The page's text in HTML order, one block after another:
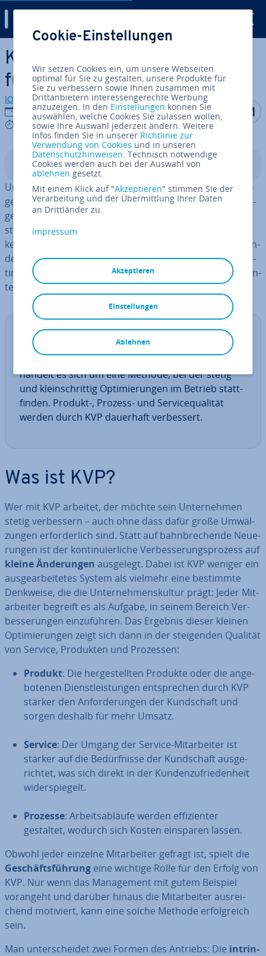
Zum Haupt­in­halt springen
KVP – stetige Ver­bes­se­rung
für Ihr Un­ter­neh­men
IONOS Redaktion
24.09.2019
6 mins
Auf Auf
In­halts­ver­zeich­nis
Un­ter­neh­mer wollen in der Regel ihren Betrieb, die her­
ge­stell­ten Produkte und die an­ge­bo­te­nen Dienst­leis­tun­
gen stetig ver­bes­sern und die
steigern. Dafür bedarf es keines großen Um­schwungs,
keiner Tabula rasa und keiner Re­vo­lu­ti­on. Viele kleine Än­
de­run­gen sind wirksamer als eine große. Mit einem kon­
ti­nu­ier­li­chen Ver­bes­se­rungs­pro­zess (KVP) kann jedes Un­
ter­neh­men seine Qualität nach­hal­tig steigern.
De­fi­ni­ti­on: KVP
handelt es sich um eine Methode, bei der stetig
und klein­schrit­tig Op­ti­mie­run­gen im Betrieb statt­
fin­den. Produkt-, Prozess- und Ser­vice­qua­li­tät
werden durch KVP dauerhaft ver­bes­sert.
Was ist KVP?
Wer mit KVP arbeitet, der möchte sein Un­ter­neh­men
stetig ver­bes­sern – auch ohne dass dafür große Um­wäl­
zun­gen er­for­der­lich sind. Statt auf bahn­bre­chen­de Neue­
run­gen ist der kon­ti­nu­ier­li­che Ver­bes­se­rungs­pro­zess auf
kleine Än­de­run­gen ausgelegt. Dabei ist KVP weniger ein
aus­ge­ar­bei­te­tes System als vielmehr eine bestimmte
Denkweise, die die Un­ter­neh­mens­kul­tur prägt: Jeder Mit­
ar­bei­ter begreift es als Aufgabe, in seinem Bereich Ver­
bes­se­run­gen ein­zu­füh­ren. Das Ergebnis dieser kleinen
Op­ti­mie­run­gen zeigt sich dann in der stei­gen­den Qualität
von Service, Produkten und Prozessen:
Produkt: Die her­ge­stell­ten Produkte oder die an­ge­
bo­te­nen Dienst­leis­tun­gen ent­spre­chen durch KVP
stärker den An­for­de­run­gen der Kund­schaft und
sorgen deshalb für mehr Umsatz.
Service: Der Umgang der Service-Mit­ar­bei­ter ist
stärker auf die Be­dürf­nis­se der Kund­schaft aus­ge­
rich­tet, was sich direkt in der Kun­den­zu­frie­den­heit
wi­der­spie­gelt.
Prozesse: Ar­beits­ab­läu­fe werden ef­fi­zi­en­ter
gestaltet, wodurch sich Kosten einsparen lassen.
Obwohl jeder einzelne Mit­ar­bei­ter gefragt ist, spielt die
Ge­schäfts­füh­rung eine wichtige Rolle für den Erfolg von
KVP. Nur wenn das Ma­nage­ment mit gutem Beispiel
vorangeht und darüber hinaus die Mit­ar­bei­ter aus­rei­
chend motiviert, kann eine solche Methode er­folg­reich
sein.
Man un­ter­schei­det zwei Formen des Antriebs: Die in­trin­
Cookie-Einstellungen
Wir setzen Cookies ein, um unsere Webseiten
optimal für Sie zu gestalten, unsere Produkte für
Sie zu verbessern sowie Ihnen zusammen mit
Drittanbietern interessengerechte Werbung
anzuzeigen. In den Einstellungen können Sie
auswählen, welche Cookies Sie zulassen wollen,
sowie Ihre Auswahl jederzeit ändern. Weitere
Infos finden Sie in unserer Richtlinie zur
Verwendung von Cookies und in unseren
Datenschutzhinweisen. Technisch notwendige
Cookies werden auch bei der Auswahl von
ablehnen gesetzt.
Mit einem Klick auf "Akzeptieren" stimmen Sie der
Verarbeitung und der Übermittlung Ihrer Daten
an Drittländer zu.
Impressum
Akzeptieren
Ablehnen
Einstellungen